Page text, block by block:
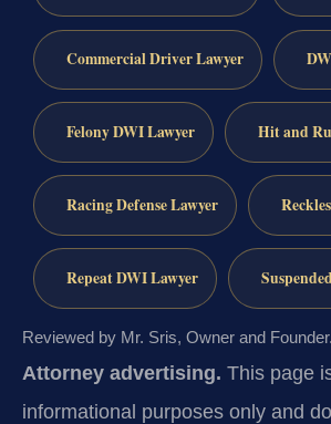
Commercial Driver Lawyer
Felony DWI Lawyer Hit and
Racing Defense Lawyer
Repeat DWI Lawyer
Reviewed by Mr. Sris, Owner and Founder.
Attorney advertising. This page
informational purposes only and